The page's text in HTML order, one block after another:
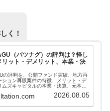
く！
（バツナグ）の評判は？怪し
リット・デメリット、本業・決
の評判を、公開ファンド実績、地方再
ション再販案件の特徴、メリット・デ
ムズキャピタルの本業・決算、元本保
スクから整理。登録前に公式条件、案
の注意点を確認できます。2026.08.05